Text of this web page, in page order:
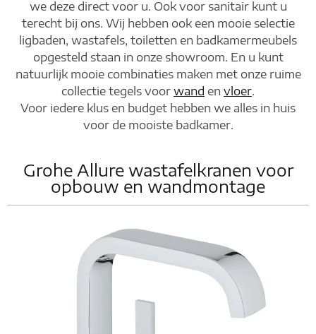
we deze direct voor u. Ook voor sanitair kunt u
terecht bij ons. Wij hebben ook een mooie selectie
ligbaden, wastafels, toiletten en badkamermeubels
opgesteld staan in onze showroom. En u kunt
natuurlijk mooie combinaties maken met onze ruime
collectie tegels voor wand en vloer.
Voor iedere klus en budget hebben we alles in huis
voor de mooiste badkamer.
Grohe Allure wastafelkranen voor
opbouw en wandmontage